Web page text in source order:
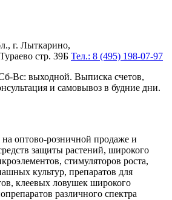
г. Лыткарино,
стр. 39Б Тел.: 8 (495) 198-07-97
Вс: выходной. Выписка счетов,
и самовывоз в будние дни.
оптово-розничной продаже и
защиты растений, широкого
стимуляторов роста,
культур, препаратов для
клеевых ловушек широкого
различного спектра